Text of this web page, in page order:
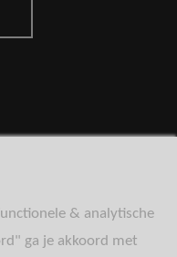
& analytische
ga je akkoord met